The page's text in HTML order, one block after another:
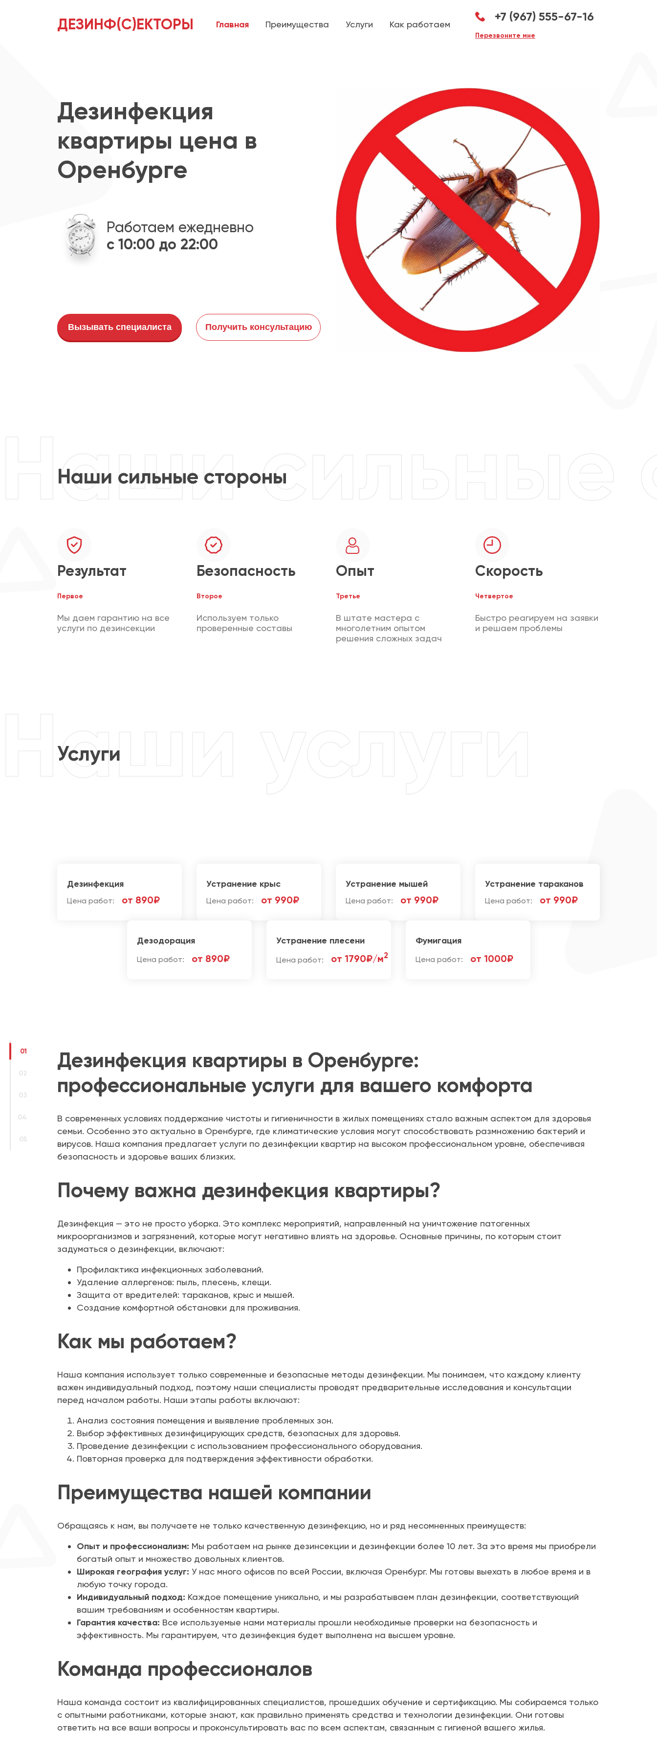
01
02
03
04
05
ДЕЗИНФ(С)ЕКТОРЫ Главная Преимущества Услуги Как работаем
+7 (967) 555-67-16
Перезвоните мне
Дезинфекция
квартиры цена в
Оренбурге
Работаем ежедневно
с 10:00 до 22:00
Вызывать специалиста Получить консультацию
Наши сильные стороны
Результат
Первое
Мы даем гарантию на все
услуги по дезинсекции
Безопасность
Второе
Используем только
проверенные составы
Опыт
Третье
В штате мастера с
многолетним опытом
решения сложных задач
Скорость
Четвертое
Быстро реагируем на заявки
и решаем проблемы
Услуги
Дезинфекция
Цена работ: от 890₽
Устранение крыс
Цена работ: от 990₽
Устранение мышей
Цена работ: от 990₽
Устранение тараканов
Цена работ: от 990₽
Дезодорация
Цена работ: от 890₽
Устранение плесени
Цена работ: от 1790₽/м2
Фумигация
Цена работ: от 1000₽
Дезинфекция квартиры в Оренбурге:
профессиональные услуги для вашего комфорта
В современных условиях поддержание чистоты и гигиеничности в жилых помещениях стало важным аспектом для здоровья
семьи. Особенно это актуально в Оренбурге, где климатические условия могут способствовать размножению бактерий и
вирусов. Наша компания предлагает услуги по дезинфекции квартир на высоком профессиональном уровне, обеспечивая
безопасность и здоровье ваших близких.
Почему важна дезинфекция квартиры?
Дезинфекция — это не просто уборка. Это комплекс мероприятий, направленный на уничтожение патогенных
микроорганизмов и загрязнений, которые могут негативно влиять на здоровье. Основные причины, по которым стоит
задуматься о дезинфекции, включают:
Профилактика инфекционных заболеваний.
Удаление аллергенов: пыль, плесень, клещи.
Защита от вредителей: тараканов, крыс и мышей.
Создание комфортной обстановки для проживания.
Как мы работаем?
Наша компания использует только современные и безопасные методы дезинфекции. Мы понимаем, что каждому клиенту
важен индивидуальный подход, поэтому наши специалисты проводят предварительные исследования и консультации
перед началом работы. Наши этапы работы включают:
Анализ состояния помещения и выявление проблемных зон.
Выбор эффективных дезинфицирующих средств, безопасных для здоровья.
Проведение дезинфекции с использованием профессионального оборудования.
Повторная проверка для подтверждения эффективности обработки.
Преимущества нашей компании
Обращаясь к нам, вы получаете не только качественную дезинфекцию, но и ряд несомненных преимуществ:
Опыт и профессионализм: Мы работаем на рынке дезинсекции и дезинфекции более 10 лет. За это время мы приобрели
богатый опыт и множество довольных клиентов.
Широкая география услуг: У нас много офисов по всей России, включая Оренбург. Мы готовы выехать в любое время и в
любую точку города.
Индивидуальный подход: Каждое помещение уникально, и мы разрабатываем план дезинфекции, соответствующий
вашим требованиям и особенностям квартиры.
Гарантия качества: Все используемые нами материалы прошли необходимые проверки на безопасность и
эффективность. Мы гарантируем, что дезинфекция будет выполнена на высшем уровне.
Команда профессионалов
Наша команда состоит из квалифицированных специалистов, прошедших обучение и сертификацию. Мы собираемся только
с опытными работниками, которые знают, как правильно применять средства и технологии дезинфекции. Они готовы
ответить на все ваши вопросы и проконсультировать вас по всем аспектам, связанным с гигиеной вашего жилья.